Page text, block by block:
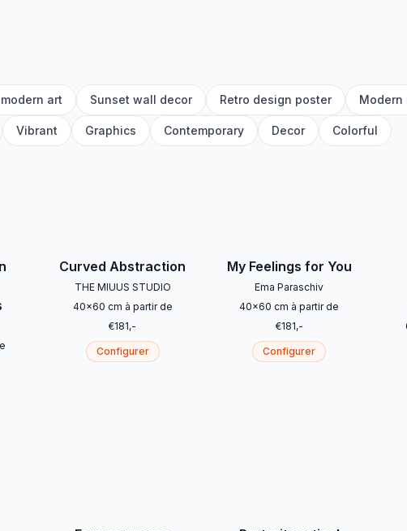
art Sunset wall decor Retro design poster Modern
Vibrant Graphics Contemporary Decor Colorful
Curved Abstraction
THE MIUUS STUDIO
40x60 cm à partir de
€181,-
Configurer
My Feelings for You
Ema Paraschiv
40x60 cm à partir de
€181,-
Configurer